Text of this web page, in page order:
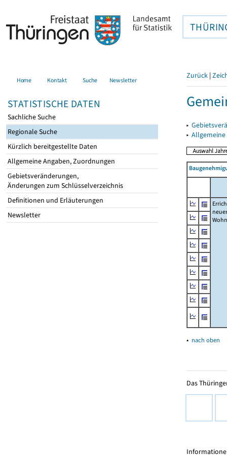
Home Kontakt Suche Newsletter
STATISTISCHE DATEN
Sachliche Suche
Regionale Suche
Kürzlich bereitgestellte Daten
Allgemeine Angaben, Zuordnungen
Gebietsveränderungen,
Änderungen zum Schlüsselverzeichnis
Definitionen und Erläuterungen
Newsletter
Zurück |
▸
▸
neuer
▴ nach oben
Das